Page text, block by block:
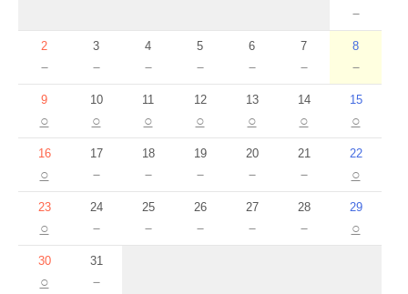
－
2
－
3
－
4
－
5
－
6
－
7
－
8
－
9
○
10
○
11
○
12
○
13
○
14
○
15
○
16
○
17
－
18
－
19
－
20
－
21
－
22
○
23
○
24
－
25
－
26
－
27
－
28
－
29
○
30
○
31
－